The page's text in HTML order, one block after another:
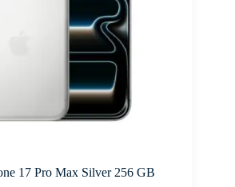
17 Pro Max Silver 256 GB